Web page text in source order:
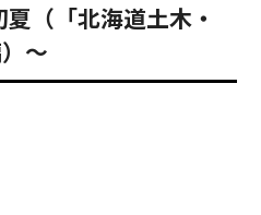
（「北海道土木・
～